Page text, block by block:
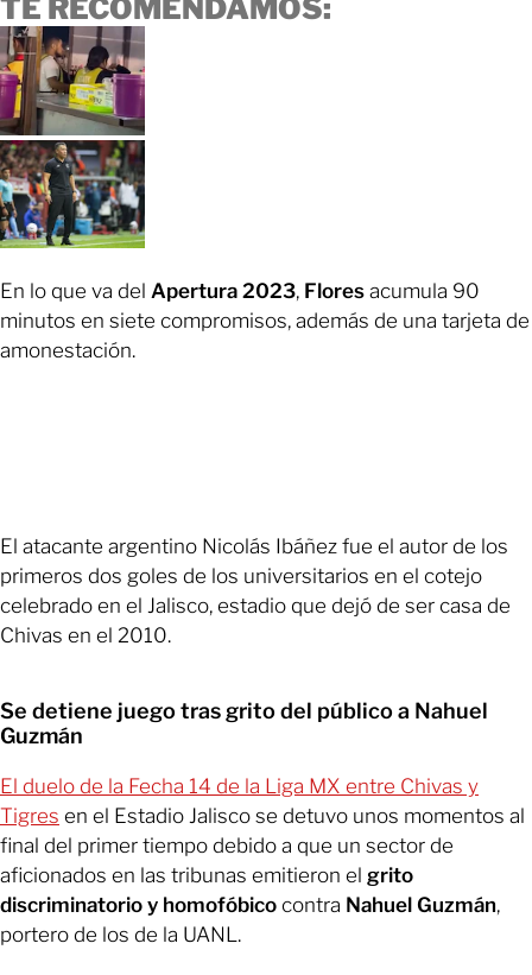
TE RECOMENDAMOS:
En lo que va del Apertura 2023, Flores acumula 90
minutos en siete compromisos, además de una tarjeta de
amonestación.
El atacante argentino Nicolás Ibáñez fue el autor de los
primeros dos goles de los universitarios en el cotejo
celebrado en el Jalisco, estadio que dejó de ser casa de
Chivas en el 2010.
Se detiene juego tras grito del público a Nahuel
Guzmán
El duelo de la Fecha 14 de la Liga MX entre Chivas y
Tigres en el Estadio Jalisco se detuvo unos momentos al
final del primer tiempo debido a que un sector de
aficionados en las tribunas emitieron el grito
discriminatorio y homofóbico contra Nahuel Guzmán,
portero de los de la UANL.